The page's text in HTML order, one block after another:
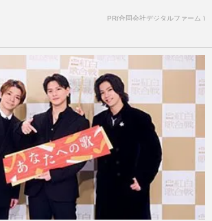
PR(合同会社デジタルファーム )